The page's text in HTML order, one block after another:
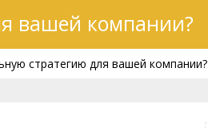
вашей компании?
стратегию для вашей компании?